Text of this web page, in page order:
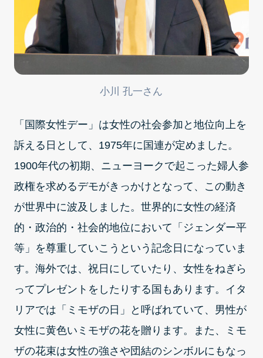
小川 孔一さん
「国際女性デー」は女性の社会参加と地位向上を
訴える日として、1975年に国連が定めました。
1900年代の初期、ニューヨークで起こった婦人参
政権を求めるデモがきっかけとなって、この動き
が世界中に波及しました。世界的に女性の経済
的・政治的・社会的地位において「ジェンダー平
等」を尊重していこうという記念日になっていま
す。海外では、祝日にしていたり、女性をねぎら
ってプレゼントをしたりする国もあります。イタ
リアでは「ミモザの日」と呼ばれていて、男性が
女性に黄色いミモザの花を贈ります。また、ミモ
ザの花束は女性の強さや団結のシンボルにもなっ